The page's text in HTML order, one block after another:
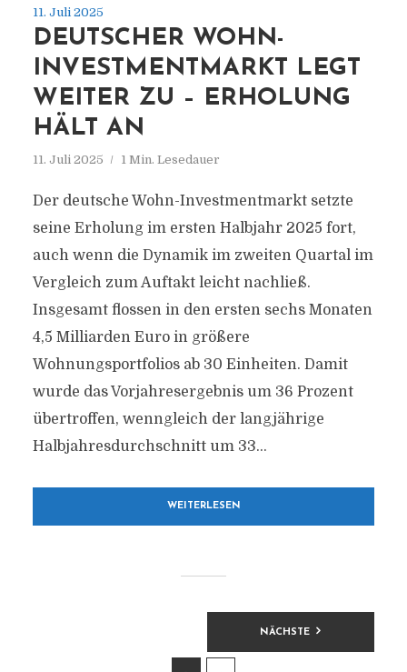
11. Juli 2025
DEUTSCHER WOHN-
INVESTMENTMARKT LEGT
WEITER ZU – ERHOLUNG
HÄLT AN
11. Juli 2025 1 Min. Lesedauer
Der deutsche Wohn-Investmentmarkt setzte
seine Erholung im ersten Halbjahr 2025 fort,
auch wenn die Dynamik im zweiten Quartal im
Vergleich zum Auftakt leicht nachließ.
Insgesamt flossen in den ersten sechs Monaten
4,5 Milliarden Euro in größere
Wohnungsportfolios ab 30 Einheiten. Damit
wurde das Vorjahresergebnis um 36 Prozent
übertroffen, wenngleich der langjährige
Halbjahresdurchschnitt um 33...
WEITERLESEN
BEITRAGSNAVIGATIONNÄCHSTE